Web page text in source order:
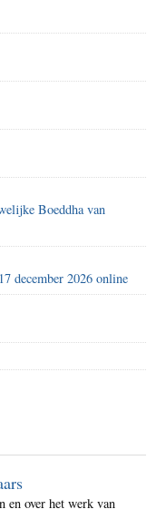
Boeddha van
december 2026 online
en over het werk van